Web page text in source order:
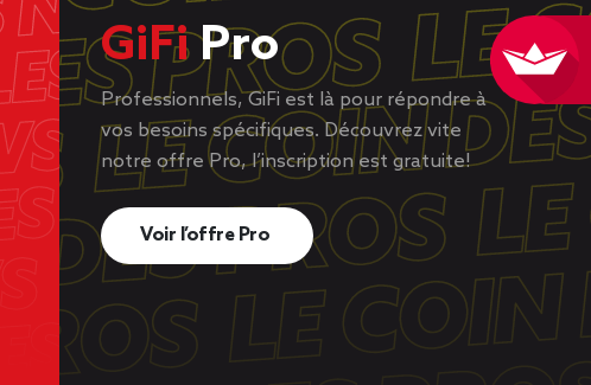
GiFiPro
Professionnels, GiFi est là pour répondre à
vos besoins spécifiques. Découvrez vite
notre offre Pro, l’inscription est gratuite!
Voir l’offre Pro